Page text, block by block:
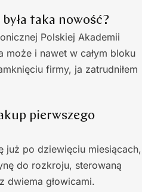
taka nowość?
Polskiej Akademii
może i nawet w całym bloku
firmy, ja zatrudniłem
pierwszego
już po dziewięciu miesiącach,
do rozkroju, sterowaną
dwiema głowicami.